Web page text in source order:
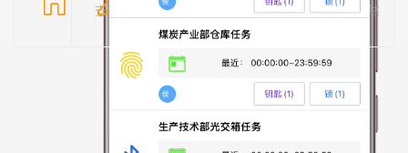
支持多把锁同时注册，并对锁具进行管理
通过APP查询记录，开关锁时间一目了然